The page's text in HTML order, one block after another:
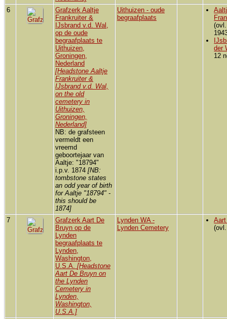
6
Grafzerk Aaltje
Frankruiter &
IJsbrand v.d. Wal,
op de oude
begraafplaats te
Uithuizen,
Groningen,
Nederland
[Headstone Aaltje
Frankruiter &
IJsbrand v.d. Wal,
on the old
cemetery in
Uithuizen,
Groningen,
Nederland]
NB: de grafsteen
vermeldt een
vreemd
geboortejaar van
Aaltje: "18794"
i.p.v. 1874 [NB:
tombstone states
an odd year of birth
for Aaltje "18794" -
this should be
1874]
Uithuizen - oude
begraafplaats
der
12
7
Grafzerk Aart De
Bruyn op de
Lynden
begraafplaats te
Lynden,
Washington,
U.S.A. [Headstone
Aart De Bruyn on
the Lynden
Cemetery in
Lynden,
Washington,
U.S.A.]
Lynden WA -
Lynden Cemetery